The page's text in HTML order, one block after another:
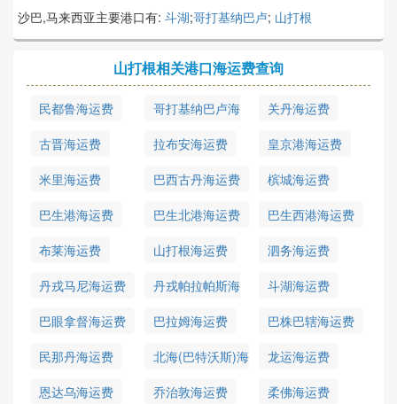
沙巴,马来西亚主要港口有: 斗湖;哥打基纳巴卢; 山打根
山打根相关港口海运费查询
民都鲁海运费
哥打基纳巴卢海
运费
关丹海运费
古晋海运费
拉布安海运费
皇京港海运费
米里海运费
巴西古丹海运费
槟城海运费
巴生港海运费
巴生北港海运费
巴生西港海运费
布莱海运费
山打根海运费
泗务海运费
丹戎马尼海运费
丹戎帕拉帕斯海
运费
斗湖海运费
巴眼拿督海运费
巴拉姆海运费
巴株巴辖海运费
民那丹海运费
北海(巴特沃斯)海
运费
龙运海运费
恩达乌海运费
乔治敦海运费
柔佛海运费